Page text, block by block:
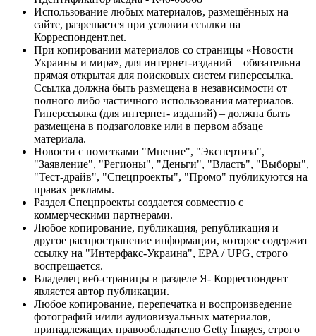
Использование любых материалов, размещённых на
сайте, разрешается при условии ссылки на
Корреспондент.net.
При копировании материалов со страницы «Новости
Украины и мира», для интернет-изданий – обязательна
прямая открытая для поисковых систем гиперссылка.
Ссылка должна быть размещена в независимости от
полного либо частичного использования материалов.
Гиперссылка (для интернет- изданий) – должна быть
размещена в подзаголовке или в первом абзаце
материала.
Новости с пометками "Мнение", "Экспертиза",
"Заявление", "Регионы", "Деньги", "Власть", "Выборы",
"Тест-драйв", "Спецпроекты", "Промо" публикуются на
правах рекламы.
Раздел Спецпроекты создается совместно с
коммерческими партнерами.
Любое копирование, публикация, републикация и
другое распространение информации, которое содержит
ссылку на "Интерфакс-Украина", EPA / UPG, строго
воспрещается.
Владелец веб-страницы в разделе Я- Корреспондент
является автор публикации.
Любое копирование, перепечатка и воспроизведение
фотографий и/или аудиовизуальных материалов,
принадлежащих правообладателю Getty Images, строго